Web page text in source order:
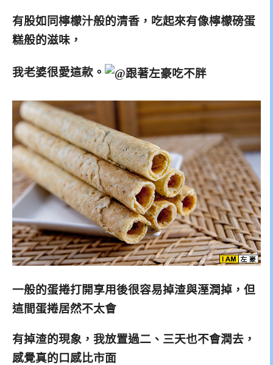
有股如同檸檬汁般的清香，吃起來有像檸檬磅蛋
糕般的滋味，
我老婆很愛這款。
一般的蛋捲打開享用後很容易掉渣與溼潤掉，但
這間蛋捲居然不太會
有掉渣的現象，我放置過二、三天也不會潤去，
感覺真的口感比市面